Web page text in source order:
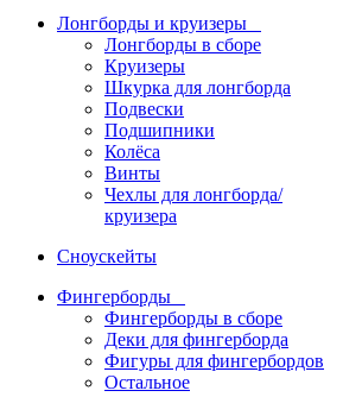
Лонгборды и круизеры
Лонгборды в сборе
Круизеры
Шкурка для лонгборда
Подвески
Подшипники
Колёса
Винты
Чехлы для лонгборда/
круизера
Сноускейты
Фингерборды
Фингерборды в сборе
Деки для фингерборда
Фигуры для фингербордов
Остальное